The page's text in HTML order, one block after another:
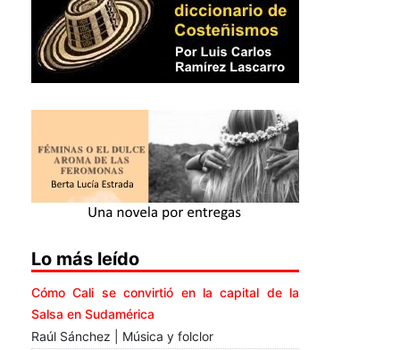
Lo más leído
Cómo Cali se convirtió en la capital de la
Salsa en Sudamérica
Raúl Sánchez | Música y folclor